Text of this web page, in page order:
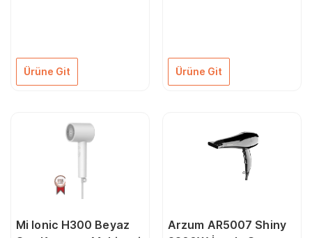
Ürüne Git Ürüne Git
Mi Ionic H300 Beyaz
Arzum AR5007 Shiny